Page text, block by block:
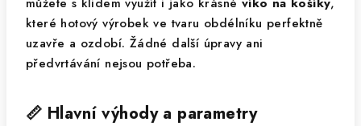
které hotový výrobek ve tvaru obdélníku perfektně
uzavře a ozdobí. Žádné další úpravy ani
předvrtávání nejsou potřeba.
📏 Hlavní výhody a parametry